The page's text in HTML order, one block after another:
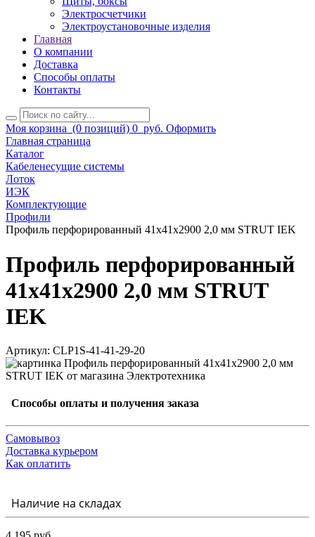
Электросчетчики
Электроустановочные изделия
Главная
О компании
Доставка
Способы оплаты
Контакты
Моя корзина (0 позиций) 0 руб. Оформить
Главная страница
Каталог
Кабеленесущие системы
Лоток
ИЭК
Комплектующие
Профили
Профиль перфорированный 41x41х2900 2,0 мм STRUT IEK
Профиль перфорированный
41x41х2900 2,0 мм STRUT
IEK
Артикул: CLP1S-41-41-29-20
Способы оплаты и получения заказа
Самовывоз
Доставка курьером
Как оплатить
Наличие на складах